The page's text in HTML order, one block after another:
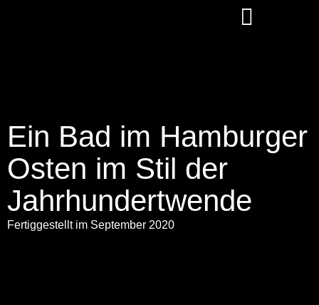
Ein Bad im Hamburger
Osten im Stil der
Jahrhundertwende
Fertiggestellt im September 2020